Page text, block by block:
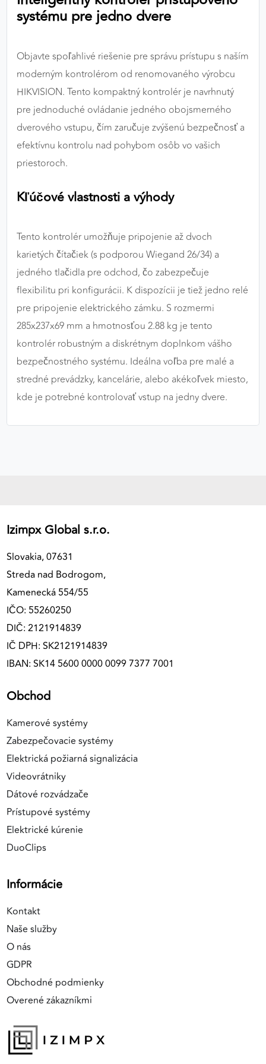
systému pre jedno dvere
Objavte spoľahlivé riešenie pre správu prístupu s naším
moderným kontrolérom od renomovaného výrobcu
HIKVISION. Tento kompaktný kontrolér je navrhnutý
pre jednoduché ovládanie jedného obojsmerného
dverového vstupu, čím zaručuje zvýšenú bezpečnosť a
efektívnu kontrolu nad pohybom osôb vo vašich
priestoroch.
Kľúčové vlastnosti a výhody
Tento kontrolér umožňuje pripojenie až dvoch
karietých čítačiek (s podporou Wiegand 26/34) a
jedného tlačidla pre odchod, čo zabezpečuje
flexibilitu pri konfigurácii. K dispozícii je tiež jedno relé
pre pripojenie elektrického zámku. S rozmermi
285x237x69 mm a hmotnosťou 2.88 kg je tento
kontrolér robustným a diskrétnym doplnkom vášho
bezpečnostného systému. Ideálna voľba pre malé a
stredné prevádzky, kancelárie, alebo akékoľvek miesto,
kde je potrebné kontrolovať vstup na jedny dvere.
Izimpx Global s.r.o.
Slovakia, 07631
Streda nad Bodrogom,
Kamenecká 554/55
IČO: 55260250
DIČ: 2121914839
IČ DPH: SK2121914839
IBAN: SK14 5600 0000 0099 7377 7001
Obchod
Kamerové systémy
Zabezpečovacie systémy
Elektrická požiarná signalizácia
Videovrátniky
Dátové rozvádzače
Prístupové systémy
Elektrické kúrenie
DuoClips
Informácie
Kontakt
Naše služby
O nás
GDPR
Obchodné podmienky
Overené zákazníkmi
výkon a funkčnosť našich stránok.
Poskytovateľ: Google
MARKETINGOVÉ COOKIES
Marketingové cookies sa používajú na sledovanie
správania používateľov naprieč webovými
stránkami. Umožňujú nám a našim partnerom
Poskytovateľ: Google